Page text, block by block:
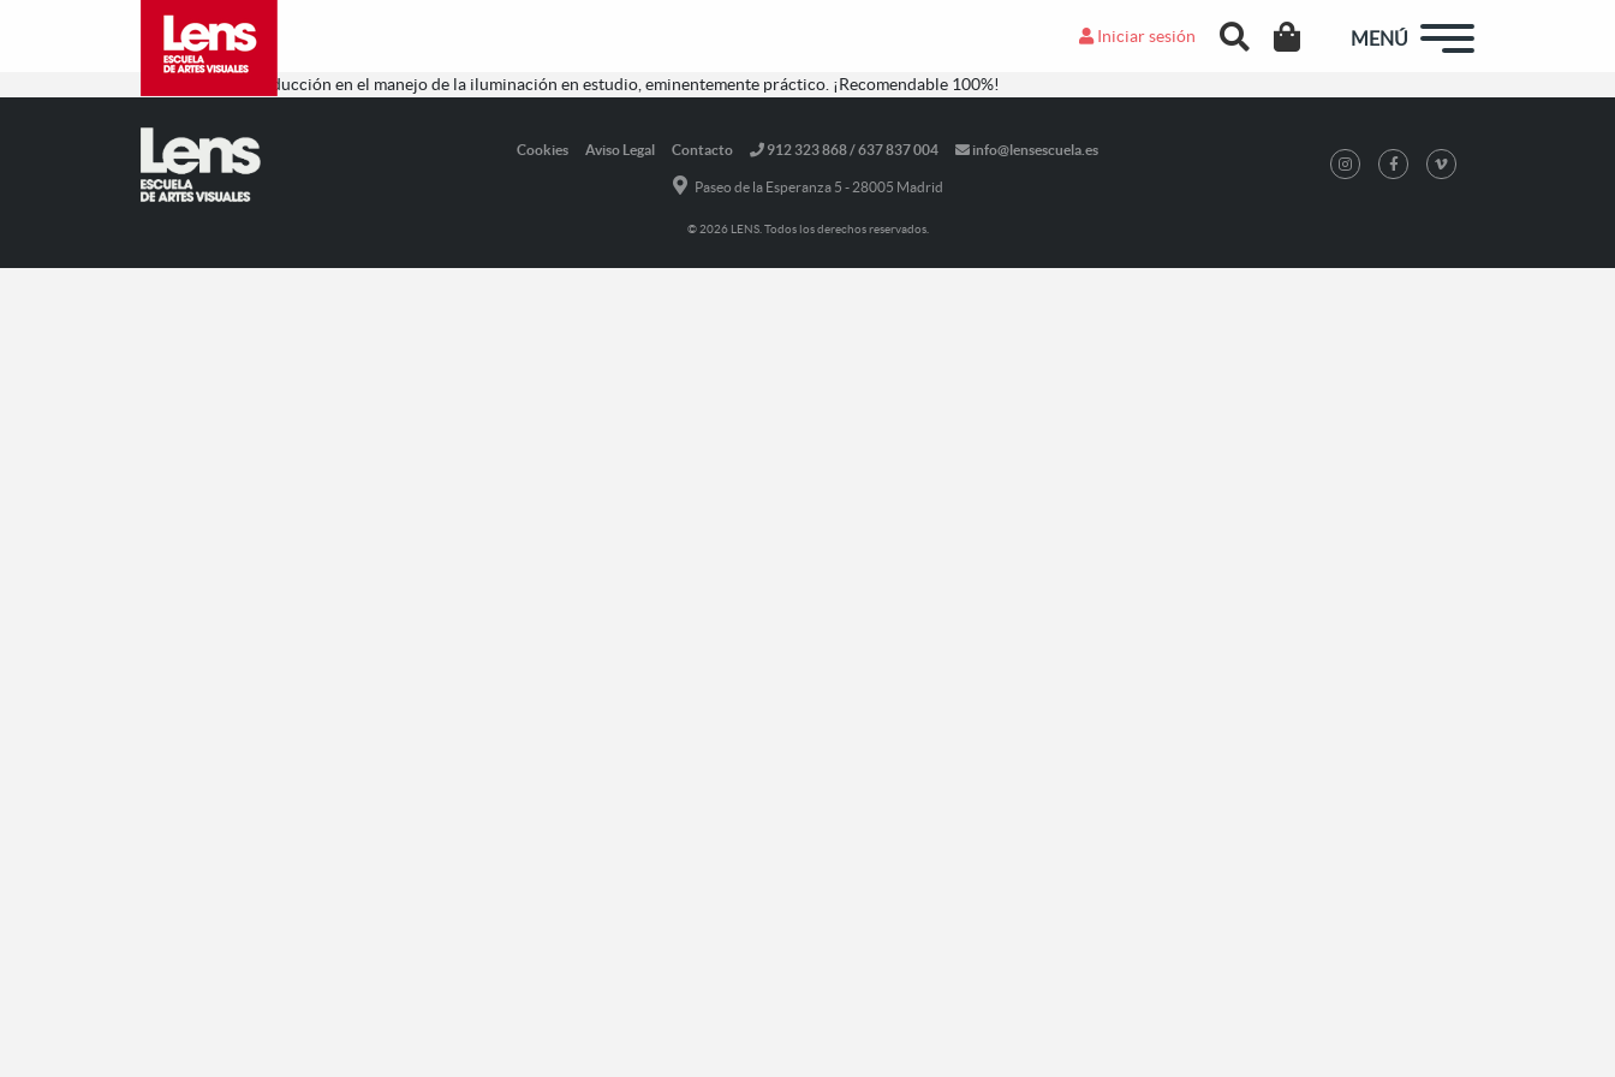
Iniciar sesión MENÚ
Ideal para la introducción en el manejo de la iluminación en estudio, eminentemente práctico. ¡Recomendable 100%!
Cookies Aviso Legal Contacto 912 323 868 / 637 837 004 info@lensescuela.es
Paseo de la Esperanza 5 - 28005 Madrid
© 2026 LENS. Todos los derechos reservados.